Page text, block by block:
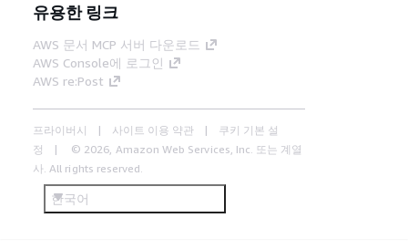
유용한 링크
AWS 문서 MCP 서버 다운로드
AWS Console에 로그인
AWS re:Post
프라이버시 사이트 이용 약관
쿠키 기본 설
정
© 2026, Amazon Web Services, Inc. 또는 계열
사. All rights reserved.
한국어